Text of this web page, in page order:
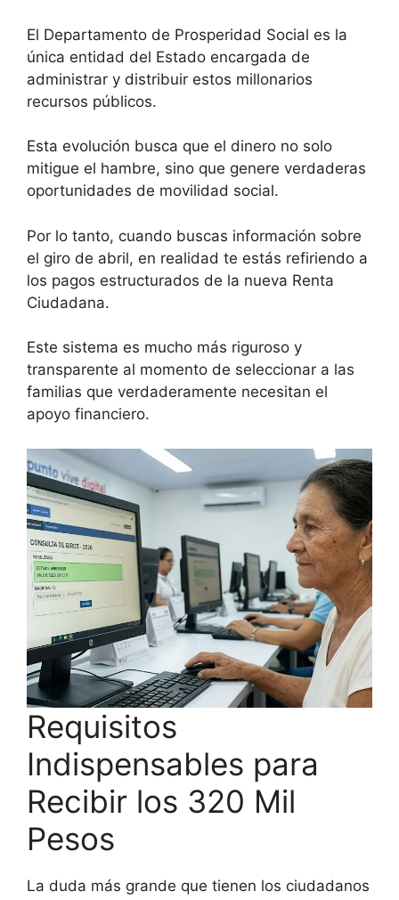
El Departamento de Prosperidad Social es la
única entidad del Estado encargada de
administrar y distribuir estos millonarios
recursos públicos.
Esta evolución busca que el dinero no solo
mitigue el hambre, sino que genere verdaderas
oportunidades de movilidad social.
Por lo tanto, cuando buscas información sobre
el giro de abril, en realidad te estás refiriendo a
los pagos estructurados de la nueva Renta
Ciudadana.
Este sistema es mucho más riguroso y
transparente al momento de seleccionar a las
familias que verdaderamente necesitan el
apoyo financiero.
Requisitos
Indispensables para
Recibir los 320 Mil
Pesos
La duda más grande que tienen los ciudadanos